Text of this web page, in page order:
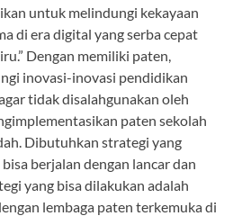
untuk melindungi kekayaan
di era digital yang serba cepat
Dengan memiliki paten,
inovasi-inovasi pendidikan
tidak disalahgunakan oleh
paten sekolah
Dibutuhkan strategi yang
berjalan dengan lancar dan
yang bisa dilakukan adalah
lembaga paten terkemuka di